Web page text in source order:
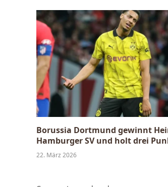
Borussia Dortmund gewinnt
Hamburger SV und holt drei
22. März 2026